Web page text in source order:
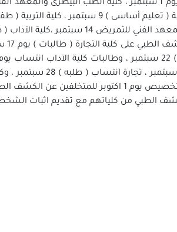
الطبي من كلياتهم مع تقديم اثبات